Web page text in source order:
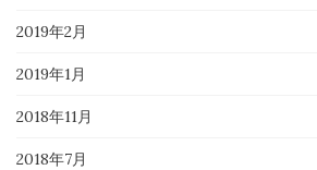
2019年2月
2019年1月
2018年11月
2018年7月